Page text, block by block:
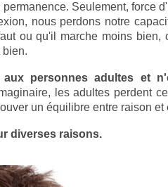
Seulement, force
nous perdons notre
ou qu'il marche moins
bien.
personnes adultes et
les adultes perdent
un équilibre entre raison
diverses raisons.